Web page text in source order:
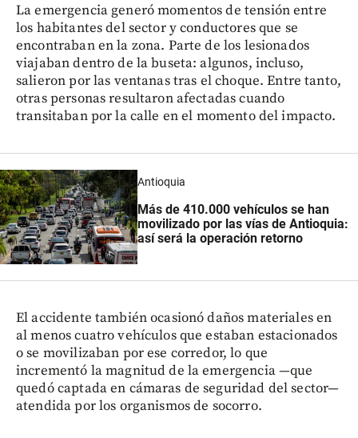
La emergencia generó momentos de tensión entre
los habitantes del sector y conductores que se
encontraban en la zona. Parte de los lesionados
viajaban dentro de la buseta: algunos, incluso,
salieron por las ventanas tras el choque. Entre tanto,
otras personas resultaron afectadas cuando
transitaban por la calle en el momento del impacto.
Antioquia
Más de 410.000 vehículos se han
movilizado por las vías de Antioquia:
así será la operación retorno
El accidente también ocasionó daños materiales en
al menos cuatro vehículos que estaban estacionados
o se movilizaban por ese corredor, lo que
incrementó la magnitud de la emergencia —que
quedó captada en cámaras de seguridad del sector—
atendida por los organismos de socorro.